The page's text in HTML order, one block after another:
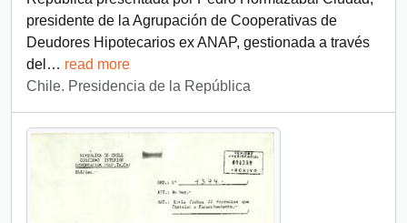
presidente de la Agrupación de Cooperativas de
Deudores Hipotecarios ex ANAP, gestionada a través
del … read more
Chile. Presidencia de la República